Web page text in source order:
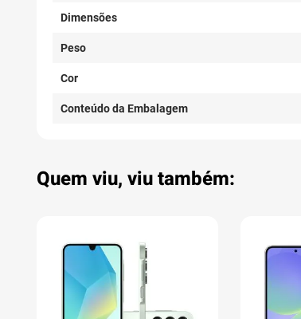
Dimensões
Peso
Cor
Conteúdo da Embalagem
Quem viu, viu também: